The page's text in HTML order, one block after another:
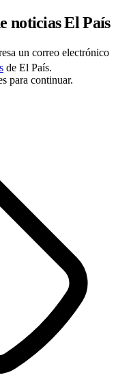
noticias El País
un correo electrónico
de El País.
para continuar.